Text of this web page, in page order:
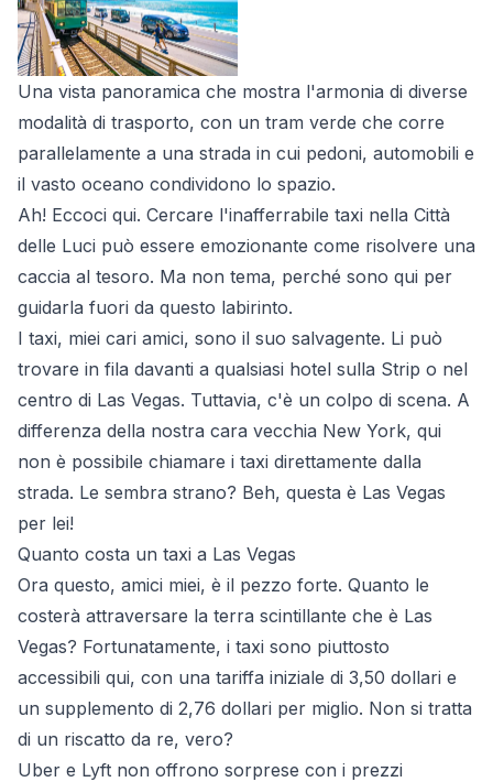
Una vista panoramica che mostra l'armonia di diverse
modalità di trasporto, con un tram verde che corre
parallelamente a una strada in cui pedoni, automobili e
il vasto oceano condividono lo spazio.
Ah! Eccoci qui. Cercare l'inafferrabile taxi nella Città
delle Luci può essere emozionante come risolvere una
caccia al tesoro. Ma non tema, perché sono qui per
guidarla fuori da questo labirinto.
I taxi, miei cari amici, sono il suo salvagente. Li può
trovare in fila davanti a qualsiasi hotel sulla Strip o nel
centro di Las Vegas. Tuttavia, c'è un colpo di scena. A
differenza della nostra cara vecchia New York, qui
non è possibile chiamare i taxi direttamente dalla
strada. Le sembra strano? Beh, questa è Las Vegas
per lei!
Quanto costa un taxi a Las Vegas
Ora questo, amici miei, è il pezzo forte. Quanto le
costerà attraversare la terra scintillante che è Las
Vegas? Fortunatamente, i taxi sono piuttosto
accessibili qui, con una tariffa iniziale di 3,50 dollari e
un supplemento di 2,76 dollari per miglio. Non si tratta
di un riscatto da re, vero?
Uber e Lyft non offrono sorprese con i prezzi